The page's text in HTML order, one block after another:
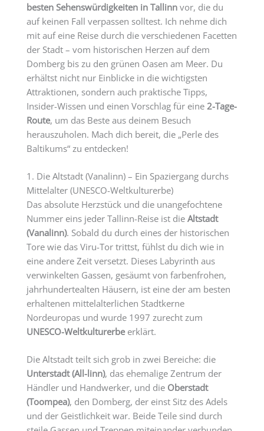
besten Sehenswürdigkeiten in Tallinn vor, die du
auf keinen Fall verpassen solltest. Ich nehme dich
mit auf eine Reise durch die verschiedenen Facetten
der Stadt – vom historischen Herzen auf dem
Domberg bis zu den grünen Oasen am Meer. Du
erhältst nicht nur Einblicke in die wichtigsten
Attraktionen, sondern auch praktische Tipps,
Insider-Wissen und einen Vorschlag für eine 2-Tage-
Route, um das Beste aus deinem Besuch
herauszuholen. Mach dich bereit, die „Perle des
Baltikums“ zu entdecken!
1. Die Altstadt (Vanalinn) – Ein Spaziergang durchs
Mittelalter (UNESCO-Weltkulturerbe)
Das absolute Herzstück und die unangefochtene
Nummer eins jeder Tallinn-Reise ist die Altstadt
(Vanalinn). Sobald du durch eines der historischen
Tore wie das Viru-Tor trittst, fühlst du dich wie in
eine andere Zeit versetzt. Dieses Labyrinth aus
verwinkelten Gassen, gesäumt von farbenfrohen,
jahrhundertealten Häusern, ist eine der am besten
erhaltenen mittelalterlichen Stadtkerne
Nordeuropas und wurde 1997 zurecht zum
UNESCO-Weltkulturerbeerklärt.
Die Altstadt teilt sich grob in zwei Bereiche: die
Unterstadt (All-linn), das ehemalige Zentrum der
Händler und Handwerker, und die Oberstadt
(Toompea), den Domberg, der einst Sitz des Adels
und der Geistlichkeit war. Beide Teile sind durch